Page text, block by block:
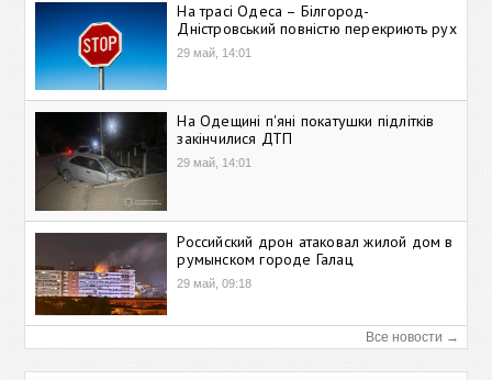
На трасі Одеса – Білгород-
Дністровський повністю перекриють рух
29 май, 14:01
На Одещині п'яні покатушки підлітків
закінчилися ДТП
29 май, 14:01
Российский дрон атаковал жилой дом в
румынском городе Галац
29 май, 09:18
Все новости →